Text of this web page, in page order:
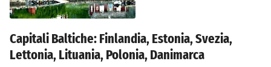
Capitali Baltiche: Finlandia, Estonia, Svezia,
Lettonia, Lituania, Polonia, Danimarca